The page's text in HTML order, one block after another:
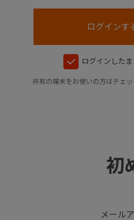
ログインした
共有の端末をお使いの方はチェ
初
メール